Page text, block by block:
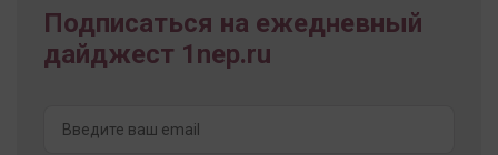
Подписаться на ежедневный
дайджест 1nep.ru